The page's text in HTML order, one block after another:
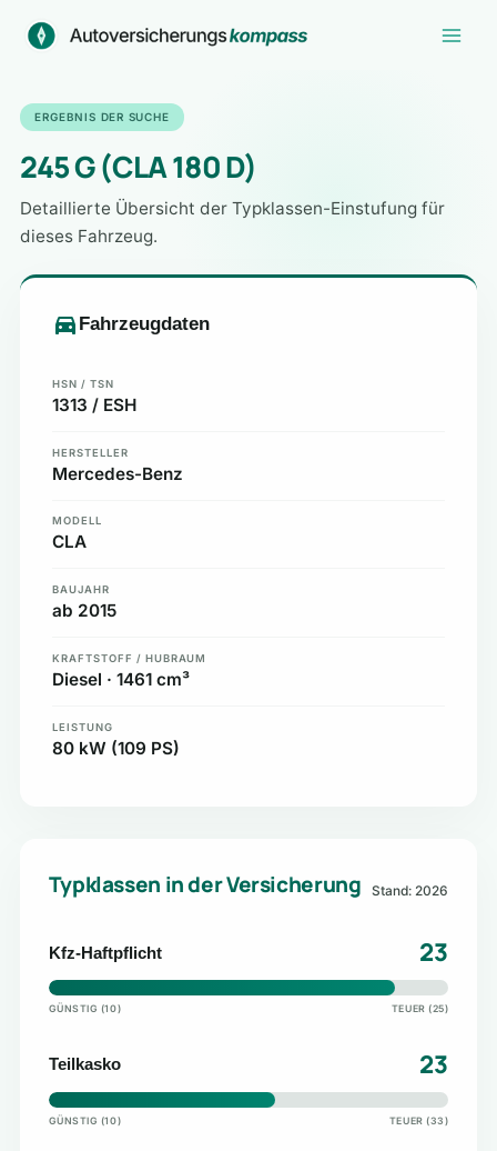
Inhalt
ERGEBNIS DER SUCHE
245 G (CLA 180 D)
Detaillierte Übersicht der Typklassen-Einstufung für
dieses Fahrzeug.
Fahrzeugdaten
HSN / TSN
1313 / ESH
HERSTELLER
Mercedes-Benz
MODELL
CLA
BAUJAHR
ab 2015
KRAFTSTOFF / HUBRAUM
Diesel · 1461 cm³
LEISTUNG
80 kW (109 PS)
Typklassen in der Versicherung Stand: 2026
Kfz-Haftpflicht 23
GÜNSTIG (10) TEUER (25)
Teilkasko 23
GÜNSTIG (10) TEUER (33)